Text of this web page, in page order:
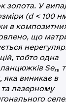
золота. У
(d < 100
в
що
тобто одна
Sen,
яка виникає в
та лазерному